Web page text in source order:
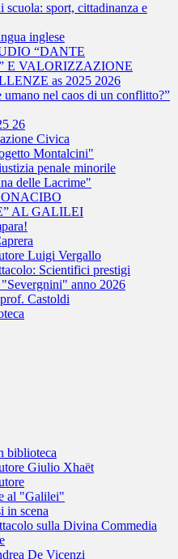
sport, cittadinanza e
inglese
“DANTE
E VALORIZZAZIONE
as 2025 2026
umano nel caos di un conflitto?”
26
Civica
Montalcini"
penale minorile
delle Lacrime"
AL GALILEI
Luigi Vergallo
Scientifici prestigi
anno 2026
Castoldi
biblioteca
Giulio Xhaët
al "Galilei"
in scena
sulla Divina Commedia
De Vicenzi